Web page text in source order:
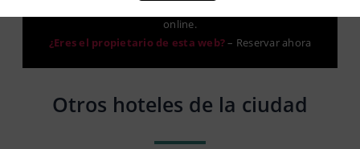
online.
¿Eres el propietario de esta web?– Reservar ahora
Otros hoteles de la ciudad